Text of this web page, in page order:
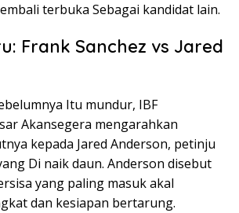
terbuka Sebagai kandidat lain.
Frank Sanchez vs Jared
Itu mundur, IBF
Akansegera mengarahkan
kepada Jared Anderson, petinju
Di naik daun. Anderson disebut
yang paling masuk akal
dan kesiapan bertarung.